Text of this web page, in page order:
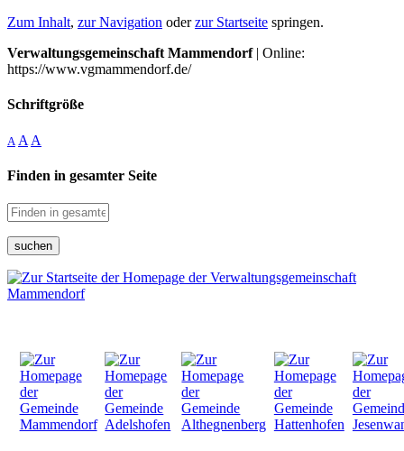
Zum Inhalt, zur Navigation oderzur Startseite springen.
Verwaltungsgemeinschaft Mammendorf| Online:
https://www.vgmammendorf.de/
Schriftgröße
A A A
Finden in gesamter Seite
suchen